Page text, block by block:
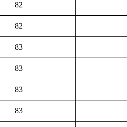
82
82
83
83
83
83